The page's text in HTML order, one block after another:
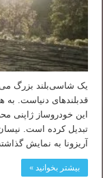
یک شاسی‌بلند بزرگ
قدبلندهای دنیاست. به
این خودروساز ژاپنی
تبدیل کرده است. نیسان
آریزونا به نمایش
بیشتر بخوانید »